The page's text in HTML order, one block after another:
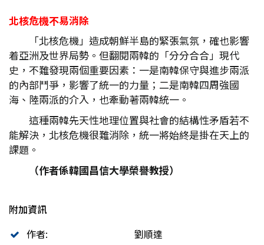
北核危機不易消除
「北核危機」造成朝鮮半島的緊張氣氛，確也影響
着亞洲及世界局勢。但翻閱兩韓的「分分合合」現代
史，不難發現兩個重要因素：一是南韓保守與進步兩派
的內部鬥爭，影響了統一的力量；二是南韓四周強國
海、陸兩派的介入，也牽動著兩韓統一。
這種兩韓先天性地理位置與社會的結構性矛盾若不
能解決，北核危機很難消除，統一將始終是掛在天上的
課題。
（作者係韓國昌信大學榮譽教授）
附加資訊
作者:
劉順達